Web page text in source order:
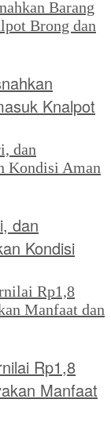
Knalpot
dan
Kondisi
Rp1,8
Manfaat